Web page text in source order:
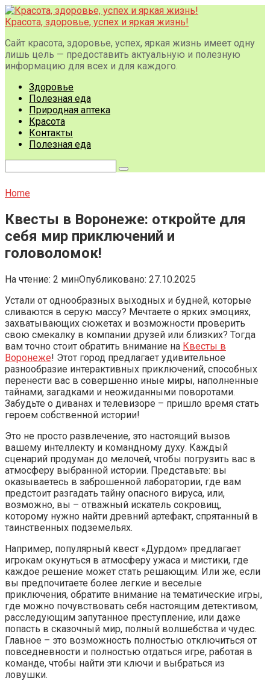
Перейти
к
Красота, здоровье, успех и яркая жизнь!
Сайт красота, здоровье, успех, яркая жизнь имеет одну
лишь цель — предоставить актуальную и полезную
информацию для всех и для каждого.
Здоровье
Полезная еда
Природная аптека
Красота
Контакты
Полезная еда
Home
Квесты в Воронеже: откройте для
себя мир приключений и
головоломок!
На чтение: 2 минОпубликовано: 27.10.2025
Устали от однообразных выходных и будней, которые
сливаются в серую массу? Мечтаете о ярких эмоциях,
захватывающих сюжетах и возможности проверить
свою смекалку в компании друзей или близких? Тогда
вам точно стоит обратить внимание на Квесты в
Воронеже! Этот город предлагает удивительное
разнообразие интерактивных приключений, способных
перенести вас в совершенно иные миры, наполненные
тайнами, загадками и неожиданными поворотами.
Забудьте о диванах и телевизоре – пришло время стать
героем собственной истории!
Это не просто развлечение, это настоящий вызов
вашему интеллекту и командному духу. Каждый
сценарий продуман до мелочей, чтобы погрузить вас в
атмосферу выбранной истории. Представьте: вы
оказываетесь в заброшенной лаборатории, где вам
предстоит разгадать тайну опасного вируса, или,
возможно, вы – отважный искатель сокровищ,
которому нужно найти древний артефакт, спрятанный в
таинственных подземельях.
Например, популярный квест «Дурдом» предлагает
игрокам окунуться в атмосферу ужаса и мистики, где
каждое решение может стать решающим. Или же, если
вы предпочитаете более легкие и веселые
приключения, обратите внимание на тематические игры,
где можно почувствовать себя настоящим детективом,
расследующим запутанное преступление, или даже
попасть в сказочный мир, полный волшебства и чудес.
Главное – это возможность полностью отключиться от
повседневности и полностью отдаться игре, работая в
команде, чтобы найти эти ключи и выбраться из
ловушки.